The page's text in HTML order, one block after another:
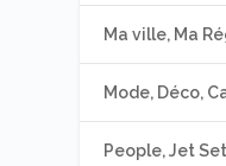
Ma ville, Ma
Mode, Déco,
People, Jet